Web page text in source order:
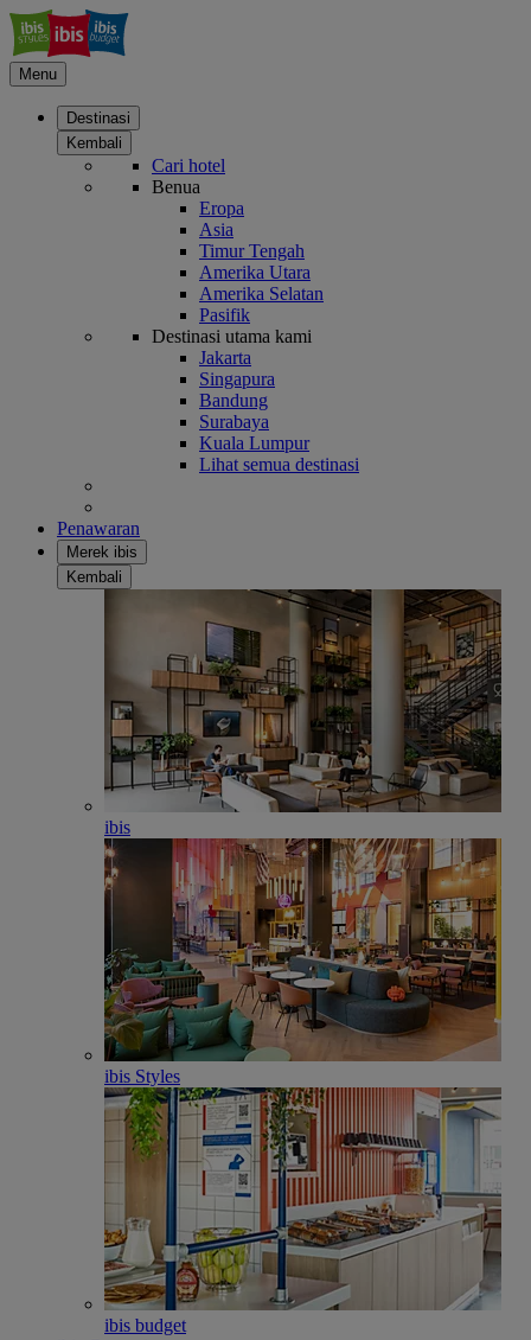
Menu
Destinasi
Kembali
Cari hotel
Benua
Eropa
Asia
Timur Tengah
Amerika Utara
Amerika Selatan
Pasifik
Destinasi utama kami
Jakarta
Singapura
Bandung
Surabaya
Kuala Lumpur
Lihat semua destinasi
Penawaran
Merek ibis
Kembali
ibis
ibis Styles
ibis budget